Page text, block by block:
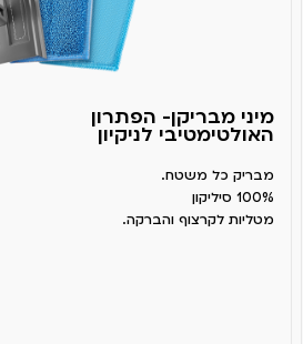
מיני מבריקן- הפתרון
האולטימטיבי לניקיון
מבריק כל משטח.
100% סיליקון
מטליות לקרצוף והברקה.